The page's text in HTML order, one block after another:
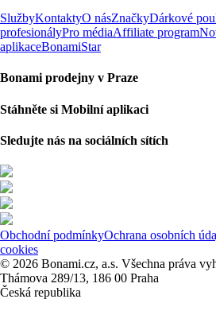
SlužbyKontaktyO násZnačkyDárkové
profesionályPro médiaAffiliate program
aplikaceBonamiStar
Bonami prodejny v Praze
Stáhněte si Mobilní aplikaci
Sledujte nás na sociálních sítích
Obchodní podmínkyOchrana osobních
cookies
© 2026 Bonami.cz, a.s. Všechna práva
Thámova 289/13, 186 00 Praha
Česká republika